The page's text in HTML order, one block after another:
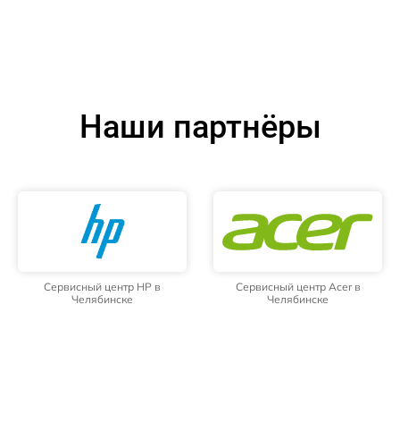
Наши партнёры
Сервисный центр HP в
Челябинске
Сервисный центр Acer в
Челябинске